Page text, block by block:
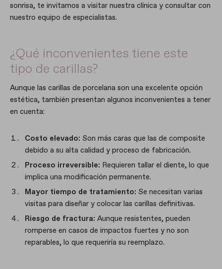
sonrisa, te invitamos a visitar nuestra clínica y consultar con
nuestro equipo de especialistas.
¿Qué inconvenientes tiene este
tipo de carillas?
Aunque las carillas de porcelana son una excelente opción
estética, también presentan algunos inconvenientes a tener
en cuenta:
Costo elevado: Son más caras que las de composite
debido a su alta calidad y proceso de fabricación.
Proceso irreversible: Requieren tallar el diente, lo que
implica una modificación permanente.
Mayor tiempo de tratamiento: Se necesitan varias
visitas para diseñar y colocar las carillas definitivas.
Riesgo de fractura: Aunque resistentes, pueden
romperse en casos de impactos fuertes y no son
reparables, lo que requeriría su reemplazo.